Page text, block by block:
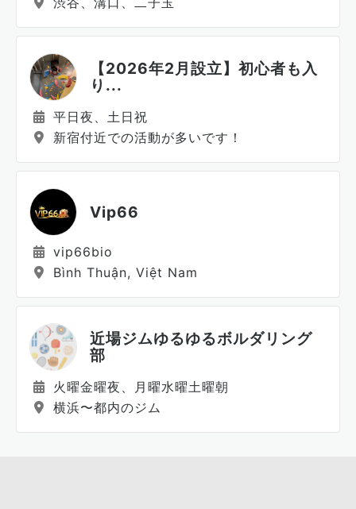
【2026年2月設立】初心者も入
り...
平日夜、土日祝
新宿付近での活動が多いです！
Vip66
vip66bio
Bình Thuận, Việt Nam
近場ジムゆるゆるボルダリング
部
火曜金曜夜、月曜水曜土曜朝
横浜〜都内のジム